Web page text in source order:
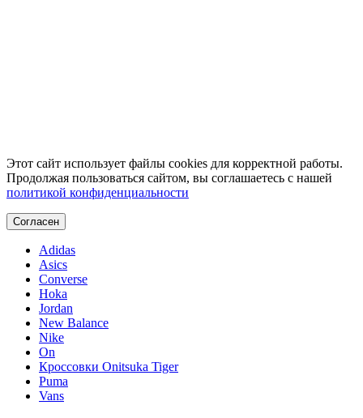
Этот сайт использует файлы cookies для корректной работы.
Продолжая пользоваться сайтом, вы соглашаетесь с нашей
политикой конфиденциальности
Согласен
Adidas
Asics
Converse
Hoka
Jordan
New Balance
Nike
On
Кроссовки Onitsuka Tiger
Puma
Vans